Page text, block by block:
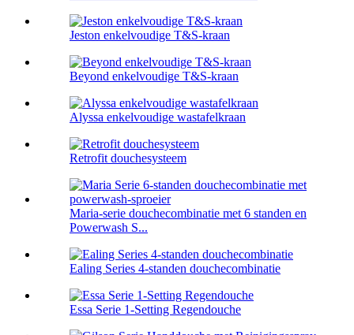
Jeston enkelvoudige T&S-kraan
Beyond enkelvoudige T&S-kraan
Alyssa enkelvoudige wastafelkraan
Retrofit douchesysteem
Maria-serie douchecombinatie met 6 standen en
Powerwash S...
Ealing Series 4-standen douchecombinatie
Essa Serie 1-Setting Regendouche